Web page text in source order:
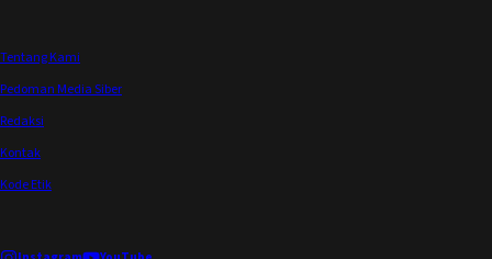
Tentang Kami
Pedoman Media Siber
Redaksi
Kontak
Kode Etik